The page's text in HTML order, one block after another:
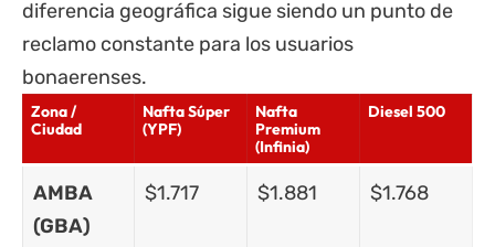
diferencia geográfica sigue siendo un punto de
reclamo constante para los usuarios
bonaerenses.
Zona /
Ciudad
Nafta Súper
(YPF)
Nafta
Premium
(Infinia)
Diesel 500
AMBA
(GBA)
$1.717 $1.881 $1.768